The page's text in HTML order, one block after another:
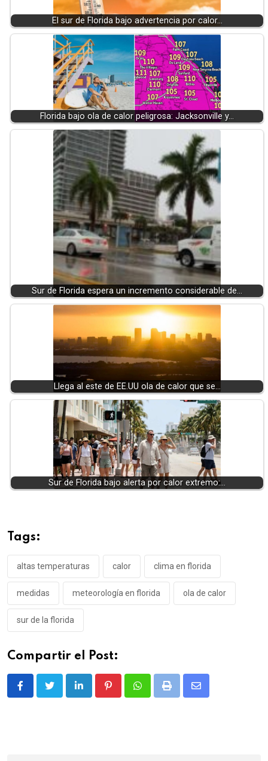
El sur de Florida bajo advertencia por calor…
Florida bajo ola de calor peligrosa: Jacksonville y…
Sur de Florida espera un incremento considerable de…
Llega al este de EE.UU ola de calor que se…
Sur de Florida bajo alerta por calor extremo:…
Tags:
altas temperaturas calor clima en florida
medidas meteorología en florida ola de calor
sur de la florida
Compartir el Post:
LinkedInPinterestWhatsappPrint
Share